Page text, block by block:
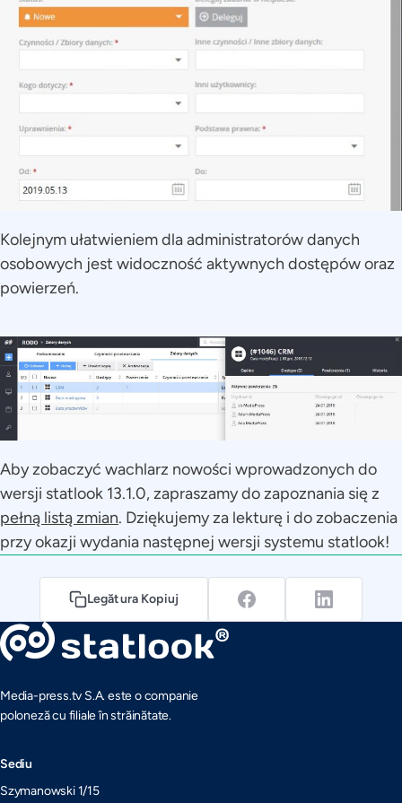
Kolejnym ułatwieniem dla administratorów danych
osobowych jest widoczność aktywnych dostępów oraz
powierzeń.
Aby zobaczyć wachlarz nowości wprowadzonych do
wersji statlook 13.1.0, zapraszamy do zapoznania się z
pełną listą zmian. Dziękujemy za lekturę i do zobaczenia
przy okazji wydania następnej wersji systemu statlook!
Legătura Kopiuj
Media-press.tv S.A. este o companie
poloneză cu filiale în străinătate.
Sediu
Szymanowski 1/15